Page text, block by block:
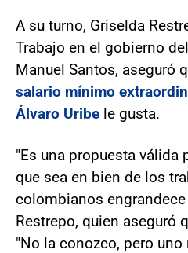
A su turno, Griselda
Trabajo en el gobierno
Manuel Santos, aseguró
salario mínimo
Álvaro Uribe le gusta.
"Es una propuesta válida
que sea en bien de los
colombianos
Restrepo, quien aseguró
"No la conozco, pero uno